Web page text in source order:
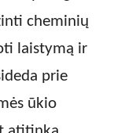
cheminių
laistymą ir
prie
ūkio